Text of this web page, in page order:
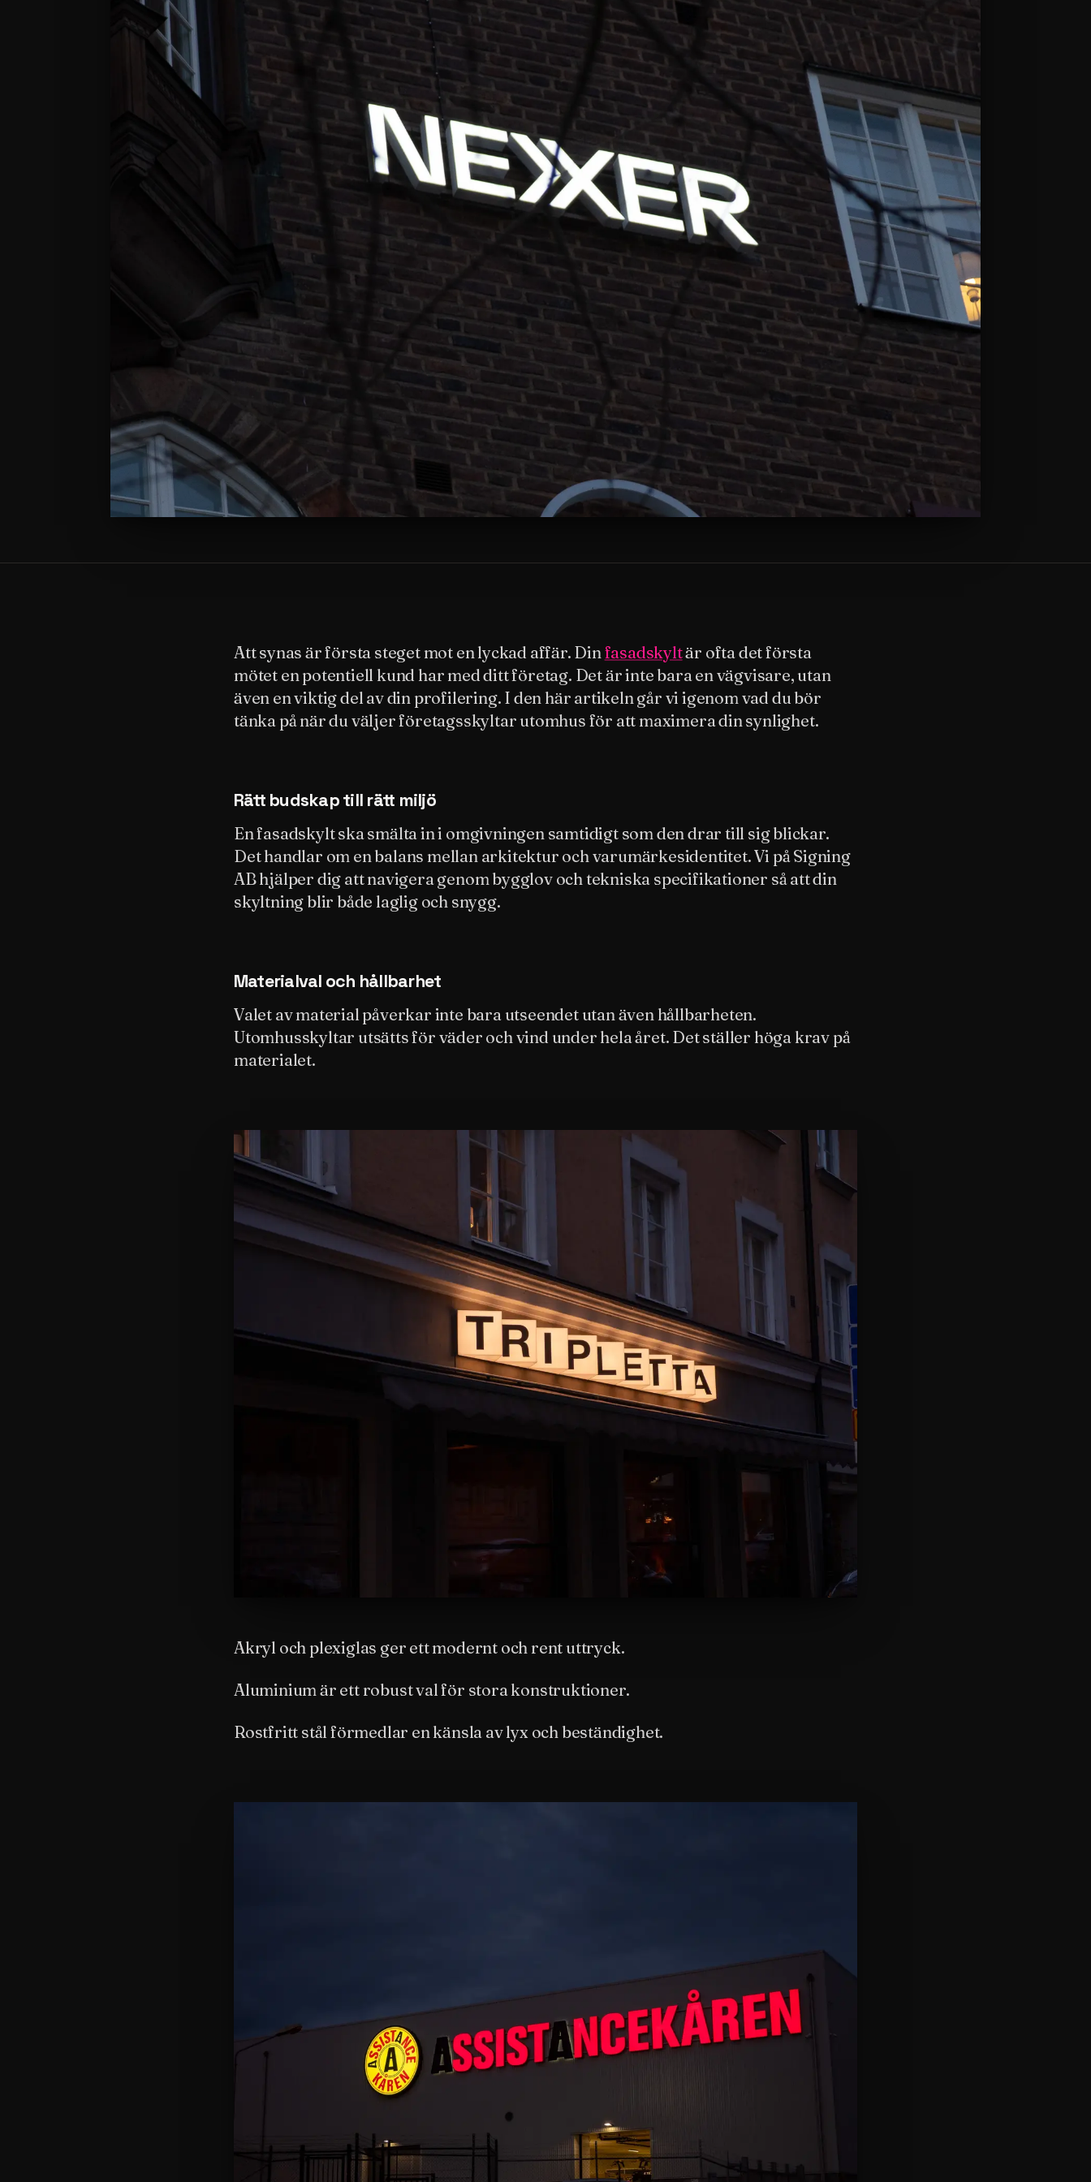
Att synas är första steget mot en lyckad affär. Dinfasadskyltär ofta det första
mötet en potentiell kund har med ditt företag. Det är inte bara en vägvisare, utan
även en viktig del av din profilering. I den här artikeln går vi igenom vad du bör
tänka på när du väljer företagsskyltar utomhus för att maximera din synlighet.
Rätt budskap till rätt miljö
En fasadskylt ska smälta in i omgivningen samtidigt som den drar till sig blickar.
Det handlar om en balans mellan arkitektur och varumärkesidentitet. Vi på Signing
AB hjälper dig att navigera genom bygglov och tekniska specifikationer så att din
skyltning blir både laglig och snygg.
Materialval och hållbarhet
Valet av material påverkar inte bara utseendet utan även hållbarheten.
Utomhusskyltar utsätts för väder och vind under hela året. Det ställer höga krav på
materialet.
Akryl och plexiglas ger ett modernt och rent uttryck.
Aluminium är ett robust val för stora konstruktioner.
Rostfritt stål förmedlar en känsla av lyx och beständighet.